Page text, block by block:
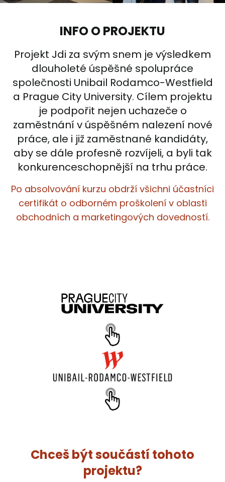
INFO O PROJEKTU
Projekt Jdi za svým snem je výsledkem
dlouholeté úspěšné spolupráce
společnosti Unibail Rodamco-Westfield
a Prague City University. Cílem projektu
je podpořit nejen uchazeče o
zaměstnání v úspěšném nalezení nové
práce, ale i již zaměstnané kandidáty,
aby se dále profesně rozvíjeli, a byli tak
konkurenceschopnější na trhu práce.
Po absolvování kurzu obdrží všichni účastníci
certifikát o odborném proškolení v oblasti
obchodních a marketingových dovedností.
Chceš být součástí tohoto
projektu?